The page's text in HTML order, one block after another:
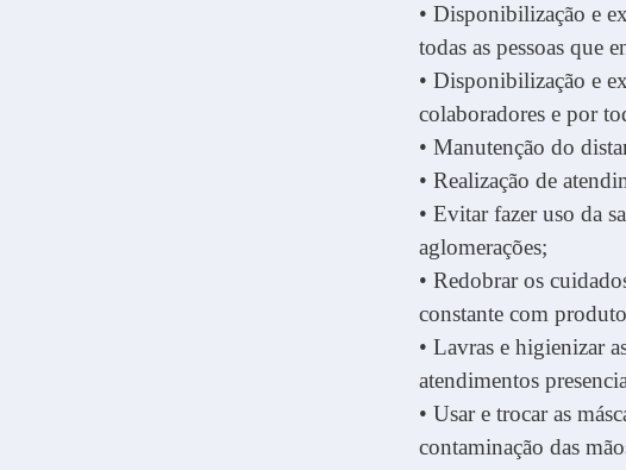
• Disponibilização e
todas as pessoas que
• Disponibilização e
colaboradores e por
• Manutenção do
• Realização de
• Evitar fazer uso da
aglomerações;
• Redobrar os
constante com
• Lavras e higienizar
atendimentos
• Usar e trocar as
contaminação das